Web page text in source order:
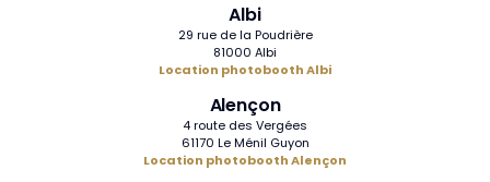
Albi
29 rue de la Poudrière
81000 Albi
Location photobooth Albi
Alençon
4 route des Vergées
61170 Le Ménil Guyon
Location photobooth Alençon